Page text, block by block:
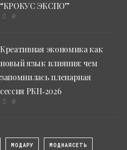
“КРОКУС ЭКСПО”
0
Креативная экономика как
новый язык влияния: чем
запомнилась пленарная
сессия РКН‑2026
0
МОДАРУ МОДНАЯСЕТЬ